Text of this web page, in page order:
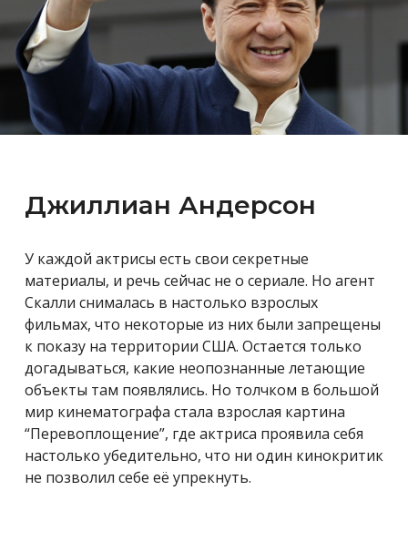
Джиллиан Андерсон
У каждой актрисы есть свои секретные
материалы, и речь сейчас не о сериале. Но агент
Скалли снималась в настолько взрослых
фильмах, что некоторые из них были запрещены
к показу на территории США. Остается только
догадываться, какие неопознанные летающие
объекты там появлялись. Но толчком в большой
мир кинематографа стала взрослая картина
“Перевоплощение”, где актриса проявила себя
настолько убедительно, что ни один кинокритик
не позволил себе её упрекнуть.